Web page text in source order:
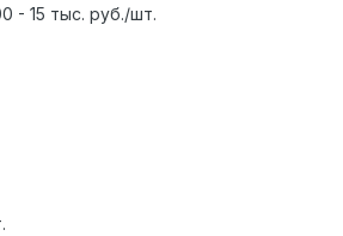
- 15 тыс. руб./шт.